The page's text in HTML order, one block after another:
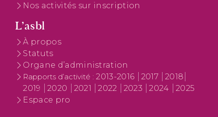
Nos activités sur inscription
L’asbl
À propos
Statuts
Organe d’administration
Rapports d’activité :2013-2016 2017
2018
2019
2020 2021 2022 2023 2024
2025
Espace pro